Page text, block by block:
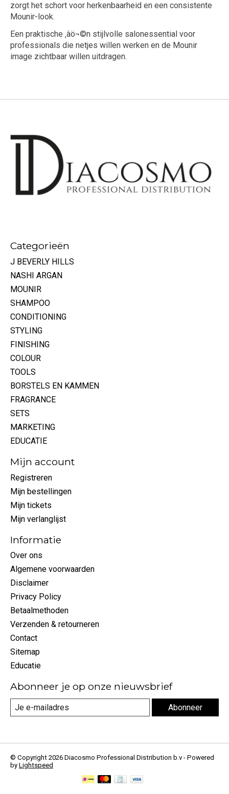
zorgt het schort voor herkenbaarheid en een consistente
Mounir-look.
Een praktische ‚àö¬©n stijlvolle salonessential voor
professionals die netjes willen werken en de Mounir
image zichtbaar willen uitdragen.
Categorieën
J BEVERLY HILLS
NASHI ARGAN
MOUNIR
SHAMPOO
CONDITIONING
STYLING
FINISHING
COLOUR
TOOLS
BORSTELS EN KAMMEN
FRAGRANCE
SETS
MARKETING
EDUCATIE
Mijn account
Registreren
Mijn bestellingen
Mijn tickets
Mijn verlanglijst
Informatie
Over ons
Algemene voorwaarden
Disclaimer
Privacy Policy
Betaalmethoden
Verzenden & retourneren
Contact
Sitemap
Educatie
Abonneer je op onze nieuwsbrief
Abonneer
© Copyright 2026 Diacosmo Professional Distribution b.v - Powered
by Lightspeed